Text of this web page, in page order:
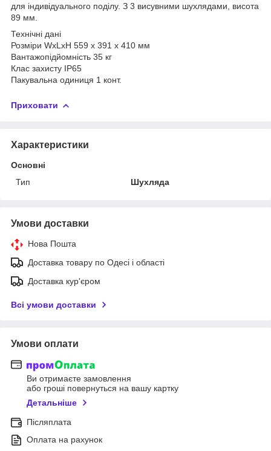
для індивідуального поділу. З 3 висувними шухлядами, висота
89 мм.
Технічні дані
Розміри WxLxH 559 x 391 x 410 мм
Вантажопідйомність 35 кг
Клас захисту IP65
Пакувальна одиниця 1 конт.
Приховати
Характеристики
Основні
Тип
Шухляда
Умови доставки
Нова Пошта
Доставка товару по Одесі і області
Доставка кур'єром
Всі умови доставки
Умови оплати
Ви отримаєте замовлення
або гроші повернуться на вашу картку
Детальніше
Післяплата
Оплата на рахунок